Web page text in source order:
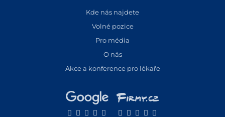
Kde nás najdete
Volné pozice
Pro média
O nás
Akce a konference pro lékaře